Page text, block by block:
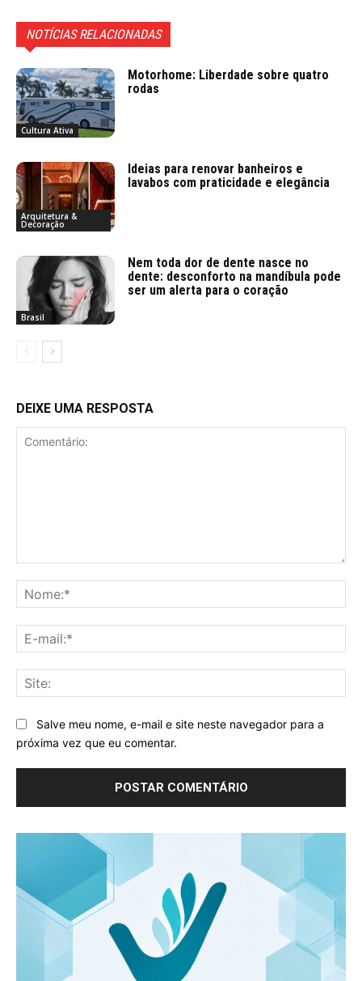
NOTÍCIAS RELACIONADAS
Cultura Ativa
Motorhome: Liberdade sobre quatro
rodas
Arquitetura &
Decoração
Ideias para renovar banheiros e
lavabos com praticidade e elegância
Brasil
Nem toda dor de dente nasce no
dente: desconforto na mandíbula pode
ser um alerta para o coração
DEIXE UMA RESPOSTA
Salve meu nome, e-mail e site neste navegador para a
próxima vez que eu comentar.